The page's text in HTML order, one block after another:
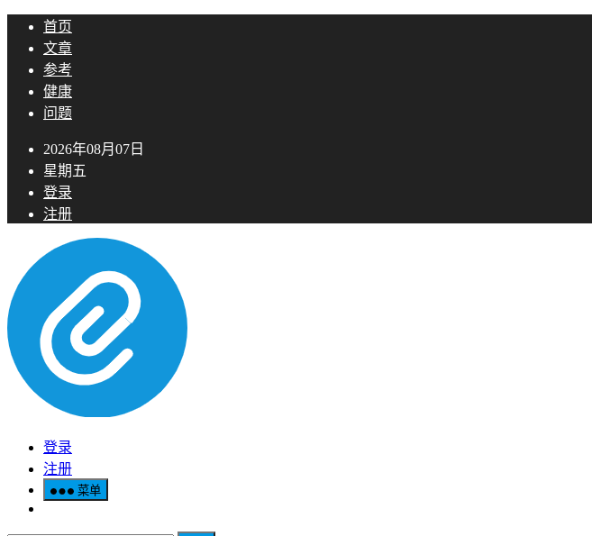
首页
文章
参考
健康
问题
2026年08月07日
星期五
登录
注册
登录
注册
菜单